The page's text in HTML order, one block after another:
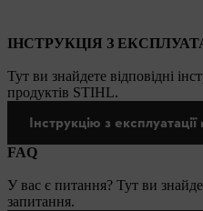
ІНСТРУКЦІЯ З
Тут ви знайдете відповідні
продуктів STIHL.
Інструкцію з
FAQ
У вас є питання? Тут ви
запитання.